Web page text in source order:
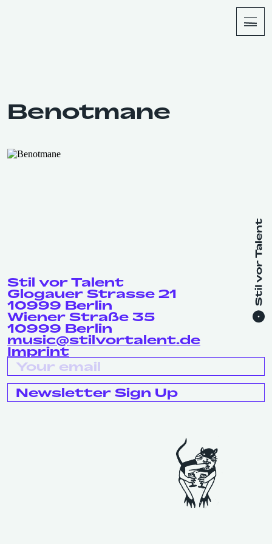
Benotmane
Stil vor Talent
Glogauer Strasse 21
10999 Berlin
Wiener Straße 35
10999 Berlin
music@stilvortalent.de
Imprint